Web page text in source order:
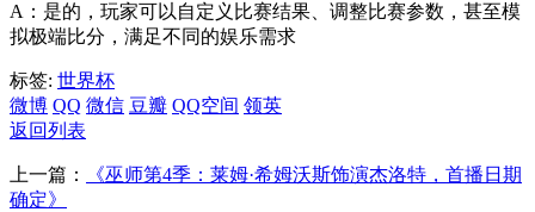
A：是的，玩家可以自定义比赛结果、调整比赛参数，甚至模
拟极端比分，满足不同的娱乐需求
标签: 世界杯
微博 QQ 微信 豆瓣 QQ空间 领英
返回列表
上一篇：
《巫师第4季：莱姆·希姆沃斯饰演杰洛特，首播日期
确定》